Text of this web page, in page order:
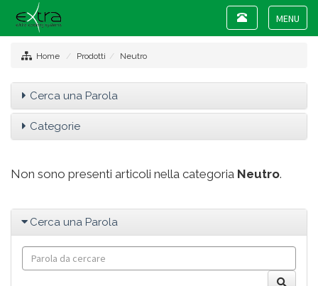
Toggle
Toggle
navigation
Home Prodotti Neutro
Cerca una Parola
Categorie
Non sono presenti articoli nella categoria Neutro.
Cerca una Parola